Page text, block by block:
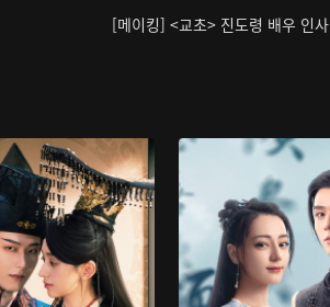
[메이킹] <교초> 진도령 배우 인사